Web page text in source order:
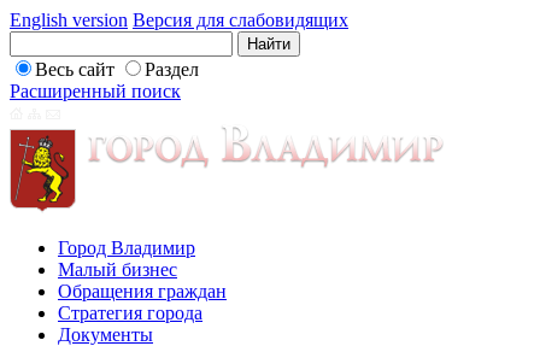
English version Версия для слабовидящих
Весь сайт
Раздел
Расширенный поиск
Город Владимир
Малый бизнес
Обращения граждан
Стратегия города
Документы